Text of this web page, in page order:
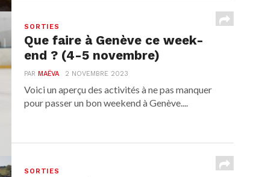
SORTIES
Que faire à Genève ce week-
end ? (4-5 novembre)
PARMAËVA 2 NOVEMBRE 2023
Voici un aperçu des activités à ne pas manquer
pour passer un bon weekend à Genève....
SORTIES